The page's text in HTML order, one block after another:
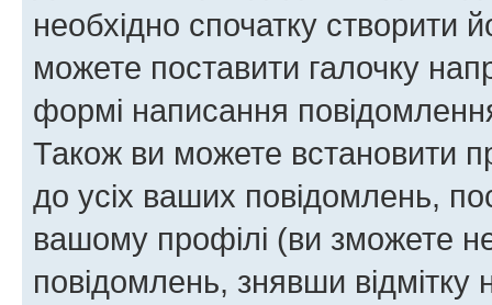
необхідно спочатку створити
можете поставити галочку
формі написання
Також ви можете встановити
до усіх ваших повідомлень,
вашому профілі (ви зможете
повідомлень, знявши відмітку